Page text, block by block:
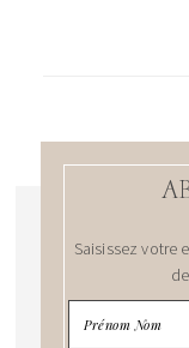
Saisissez votre